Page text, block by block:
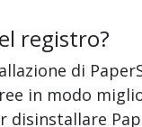
registro?
di
in modo
disinstallare